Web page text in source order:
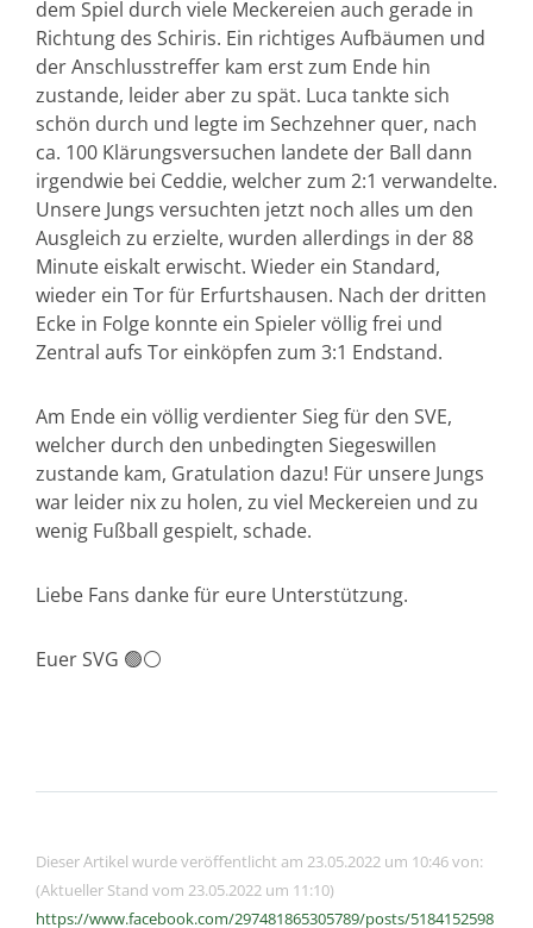
dem Spiel durch viele Meckereien auch gerade in
Richtung des Schiris. Ein richtiges Aufbäumen und
der Anschlusstreffer kam erst zum Ende hin
zustande, leider aber zu spät. Luca tankte sich
schön durch und legte im Sechzehner quer, nach
ca. 100 Klärungsversuchen landete der Ball dann
irgendwie bei Ceddie, welcher zum 2:1 verwandelte.
Unsere Jungs versuchten jetzt noch alles um den
Ausgleich zu erzielte, wurden allerdings in der 88
Minute eiskalt erwischt. Wieder ein Standard,
wieder ein Tor für Erfurtshausen. Nach der dritten
Ecke in Folge konnte ein Spieler völlig frei und
Zentral aufs Tor einköpfen zum 3:1 Endstand.
Am Ende ein völlig verdienter Sieg für den SVE,
welcher durch den unbedingten Siegeswillen
zustande kam, Gratulation dazu! Für unsere Jungs
war leider nix zu holen, zu viel Meckereien und zu
wenig Fußball gespielt, schade.
Liebe Fans danke für eure Unterstützung.
Euer SVG 🟢⚪️
Dieser Artikel wurde veröffentlicht am 23.05.2022 um 10:46 von:
(Aktueller Stand vom 23.05.2022 um 11:10)
https://www.facebook.com/297481865305789/posts/5184152598